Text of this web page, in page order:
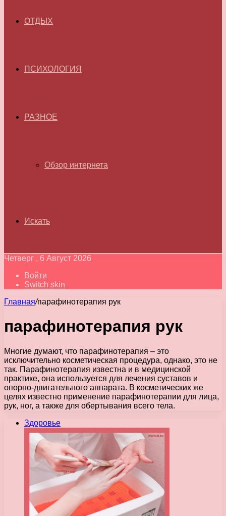
ОТДЫХ
ПСИХОЛОГИЯ
РАЗНОЕ
Обзор интернета
Искать
Четверг , 6 Август 2026
Войти
Switch skin
Главная/парафинотерапия рук
парафинотерапия рук
Многие думают, что парафинотерапия – это
исключительно косметическая процедура, однако, это не
так. Парафинотерапия известна и в медицинской
практике, она используется для лечения суставов и
опорно-двигательного аппарата. В косметических же
целях известно применение парафинотерапии для лица,
рук, ног, а также для обертывания всего тела.
Здоровье